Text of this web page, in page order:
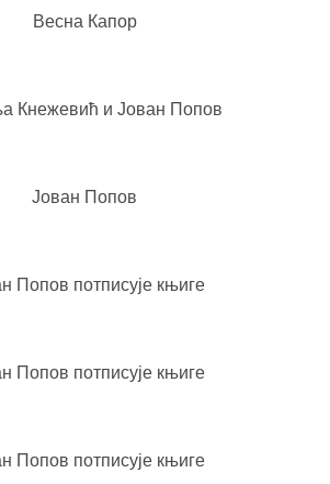
Весна Капор
Кнежевић и Јован Попов
Јован Попов
Попов потписује књиге
Попов потписује књиге
Попов потписује књиге